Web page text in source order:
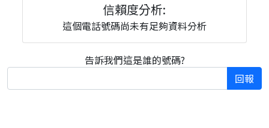
信賴度分析:
這個電話號碼尚未有足夠資料分析
告訴我們這是誰的號碼?
回報